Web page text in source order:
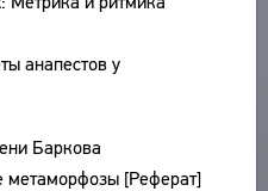
анапестов у
Баркова
метаморфозы [Реферат]